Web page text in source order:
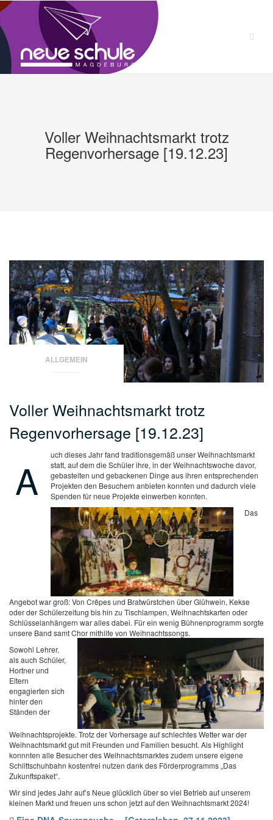
Zum
springen
Voller Weihnachtsmarkt trotz
Regenvorhersage [19.12.23]
ALLGEMEIN
Voller Weihnachtsmarkt trotz
Regenvorhersage [19.12.23]
A
uch dieses Jahr fand traditionsgemäß unser Weihnachtsmarkt
statt, auf dem die Schüler ihre, in der Weihnachtswoche davor,
gebastelten und gebackenen Dinge aus ihren entsprechenden
Projekten den Besuchern anbieten konnten und dadurch viele
Spenden für neue Projekte einwerben konnten.
Das
Angebot war groß: Von Crêpes und Bratwürstchen über Glühwein, Kekse
oder der Schülerzeitung bis hin zu Tischlampen, Weihnachtskarten oder
Schlüsselanhängern war alles dabei. Für ein wenig Bühnenprogramm sorgte
unsere Band samt Chor mithilfe von Weihnachtssongs.
Sowohl Lehrer,
als auch Schüler,
Hortner und
Eltern
engagierten sich
hinter den
Ständen der
Weihnachtsprojekte. Trotz der Vorhersage auf schlechtes Wetter war der
Weihnachtsmarkt gut mit Freunden und Familien besucht. Als Highlight
konnnten alle Besucher des Weihnachtsmarktes zudem unsere eigene
Schlittschuhbahn kostenfrei nutzen dank des Förderprogramms „Das
Zukunftspaket“.
Wir sind jedes Jahr auf’s Neue glücklich über so viel Betrieb auf unserem
kleinen Markt und freuen uns schon jetzt auf den Weihnachtsmarkt 2024!